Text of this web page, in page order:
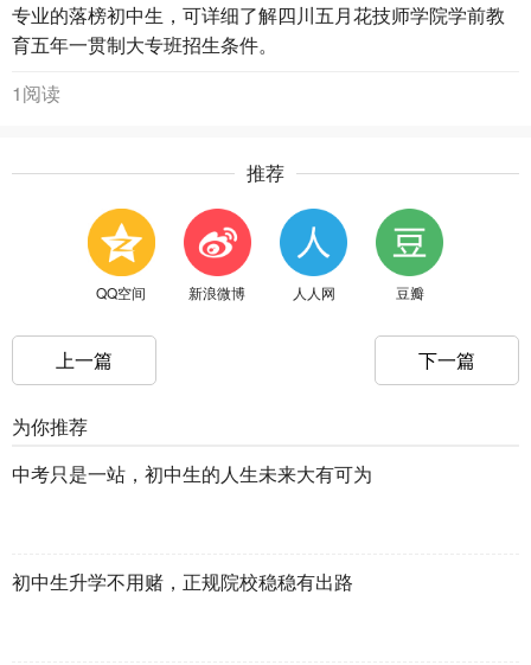
专业的落榜初中生，可详细了解四川五月花技师学院学前教
育五年一贯制大专班招生条件。
1阅读
推荐
QQ空间 新浪微博 人人网 豆瓣
上一篇 下一篇
为你推荐
中考只是一站，初中生的人生未来大有可为
初中生升学不用赌，正规院校稳稳有出路